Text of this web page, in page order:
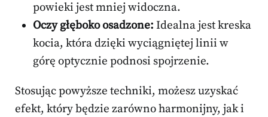
powieki jest mniej widoczna.
Oczy głęboko osadzone: Idealna jest kreska
kocia, która dzięki wyciągniętej linii w
górę optycznie podnosi spojrzenie.
Stosując powyższe techniki, możesz uzyskać
efekt, który będzie zarówno harmonijny, jak i